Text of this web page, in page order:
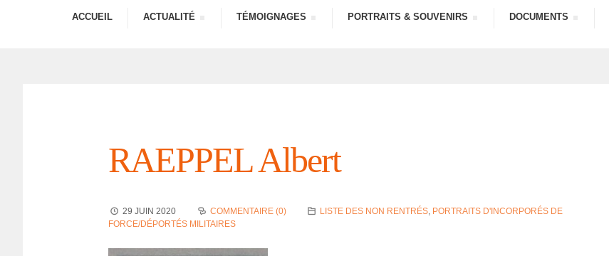
ACCUEIL ACTUA­LITÉ TÉMOI­GNAGES PORTRAITS & SOUVE­NIRS DOCU­MENTS
RAEPPEL Albert
29 JUIN 2020 COMMENTAIRE (0) LISTE DES NON RENTRÉS, PORTRAITS D'INCORPORÉS DE
FORCE/DÉPORTÉS MILITAIRES